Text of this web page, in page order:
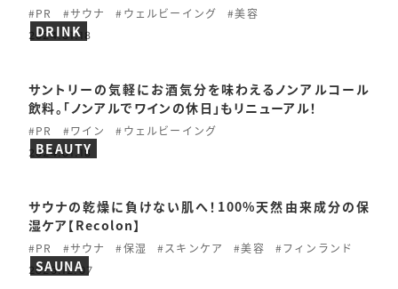
#PR #サウナ #ウェルビーイング #美容
2024.01.18
DRINK
サントリーの気軽にお酒気分を味わえるノンアルコール
飲料。「ノンアルでワインの休日」もリニューアル！
#PR #ワイン #ウェルビーイング
2024.01.18
BEAUTY
サウナの乾燥に負けない肌へ！100%天然由来成分の保
湿ケア【Recolon】
#PR #サウナ #保湿 #スキンケア #美容 #フィンランド
2023.12.07
SAUNA